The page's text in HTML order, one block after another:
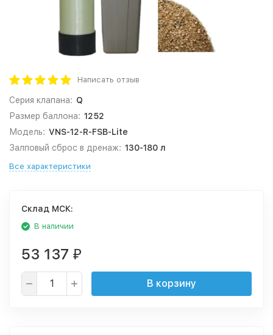
Написать отзыв
Серия клапана: Q
Размер баллона: 1252
Модель: VNS-12-R-FSB-Lite
Залповый сброс в дренаж: 130-180 л
Все характеристики
Cклад МСК:
В наличии
53 137 ₽
В корзину